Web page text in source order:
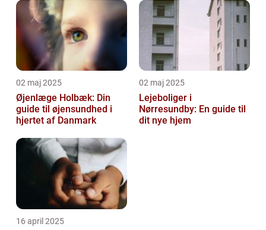
02 maj 2025
Øjenlæge Holbæk: Din
guide til øjensundhed i
hjertet af Danmark
02 maj 2025
Lejeboliger i
Nørresundby: En guide til
dit nye hjem
16 april 2025